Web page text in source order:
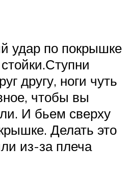
удар по покрышке
другу, ноги чуть
чтобы вы
И бьем сверху
Делать это
из-за плеча